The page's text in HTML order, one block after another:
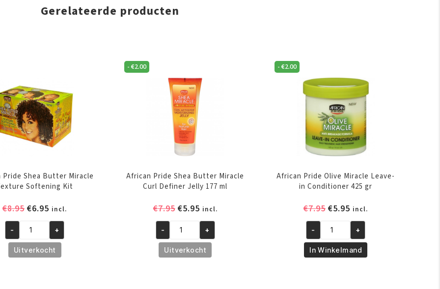
Gerelateerde producten
Pride Shea Butter Miracle
Softening Kit
€8.95Oorspronkelijke
was:
€8.95.
€6.95 Huidige
prijs
is:
€6.95.
incl.
African
Pride
Shea
- +
Uitverkocht
- €2.00
African Pride Shea Butter Miracle
Curl Definer Jelly 177 ml
€7.95 Oorspronkelijke
was:
€7.95.
€5.95Huidige
prijs
is:
€5.95.
incl.
African
Pride
Shea
- +
Uitverkocht
-€2.00
African Pride Olive Miracle Leave-
in Conditioner 425 gr
€7.95 Oorspronkelijke
was:
€7.95.
€5.95 Huidige
prijs
is:
€5.95.
incl.
African
Pride
Olive
- +
In Winkelmand